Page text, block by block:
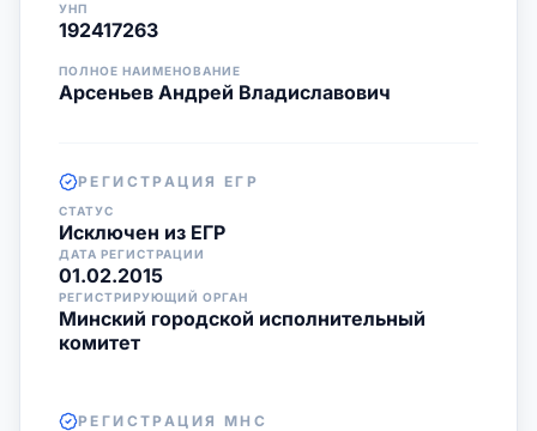
УНП
192417263
ПОЛНОЕ НАИМЕНОВАНИЕ
Арсеньев Андрей Владиславович
РЕГИСТРАЦИЯ ЕГР
СТАТУС
Исключен из ЕГР
ДАТА РЕГИСТРАЦИИ
01.02.2015
РЕГИСТРИРУЮЩИЙ ОРГАН
Минский городской исполнительный
комитет
РЕГИСТРАЦИЯ МНС